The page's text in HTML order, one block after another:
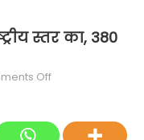
स्तर का, 380
Offon
बनेगा